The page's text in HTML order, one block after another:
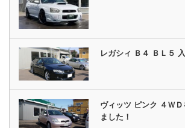
レガシィ Ｂ４ ＢＬ５
ヴィッツ ピンク ４Ｗ
ました！